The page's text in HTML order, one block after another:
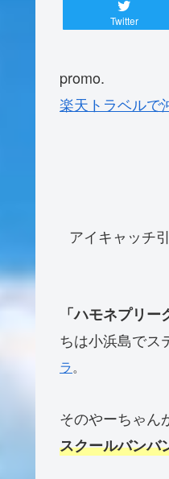
Twitter
promo.
楽天トラベルで
アイキャッチ
「ハモネプリー
ちは小浜島でス
ラ。
そのやーちゃん
スクールバンバ